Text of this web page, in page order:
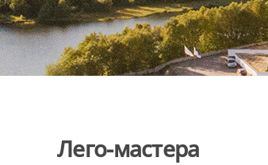
Лего-мастера